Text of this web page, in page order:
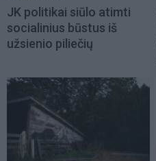
JK politikai siūlo atimti
socialinius būstus iš
užsienio piliečių